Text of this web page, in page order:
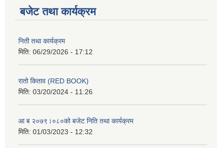
बजेट तथा कार्यक्रम
निती तथा कार्यक्रम
मिति: 06/29/2026 - 17:12
रातो किताव (RED BOOK)
मिति: 03/20/2024 - 11:26
आ ब २०७९।०८०को बजेट निति तथा कार्यक्रम
मिति: 01/03/2023 - 12:32